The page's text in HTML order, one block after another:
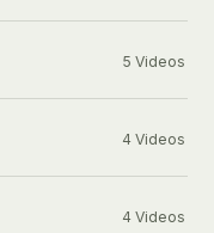
5 Videos
4 Videos
4 Videos